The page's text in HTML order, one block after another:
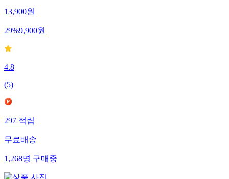
13,900원
29%9,900원
4.8
(5)
297 적립
무료배송
1,268명 구매중